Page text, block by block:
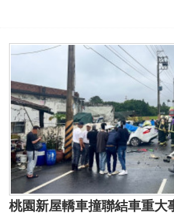
桃園新屋轎車撞聯結車重